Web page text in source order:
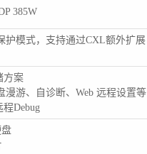
385W
护模式，支持通过CXL额外扩展
方案
漫游、自诊断、Web 远程设置等
Debug